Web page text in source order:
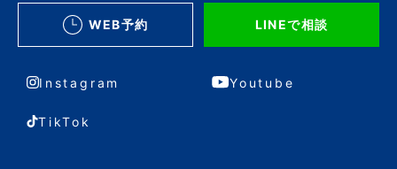
WEB予約 LINEで相談
Instagram Youtube
TikTok